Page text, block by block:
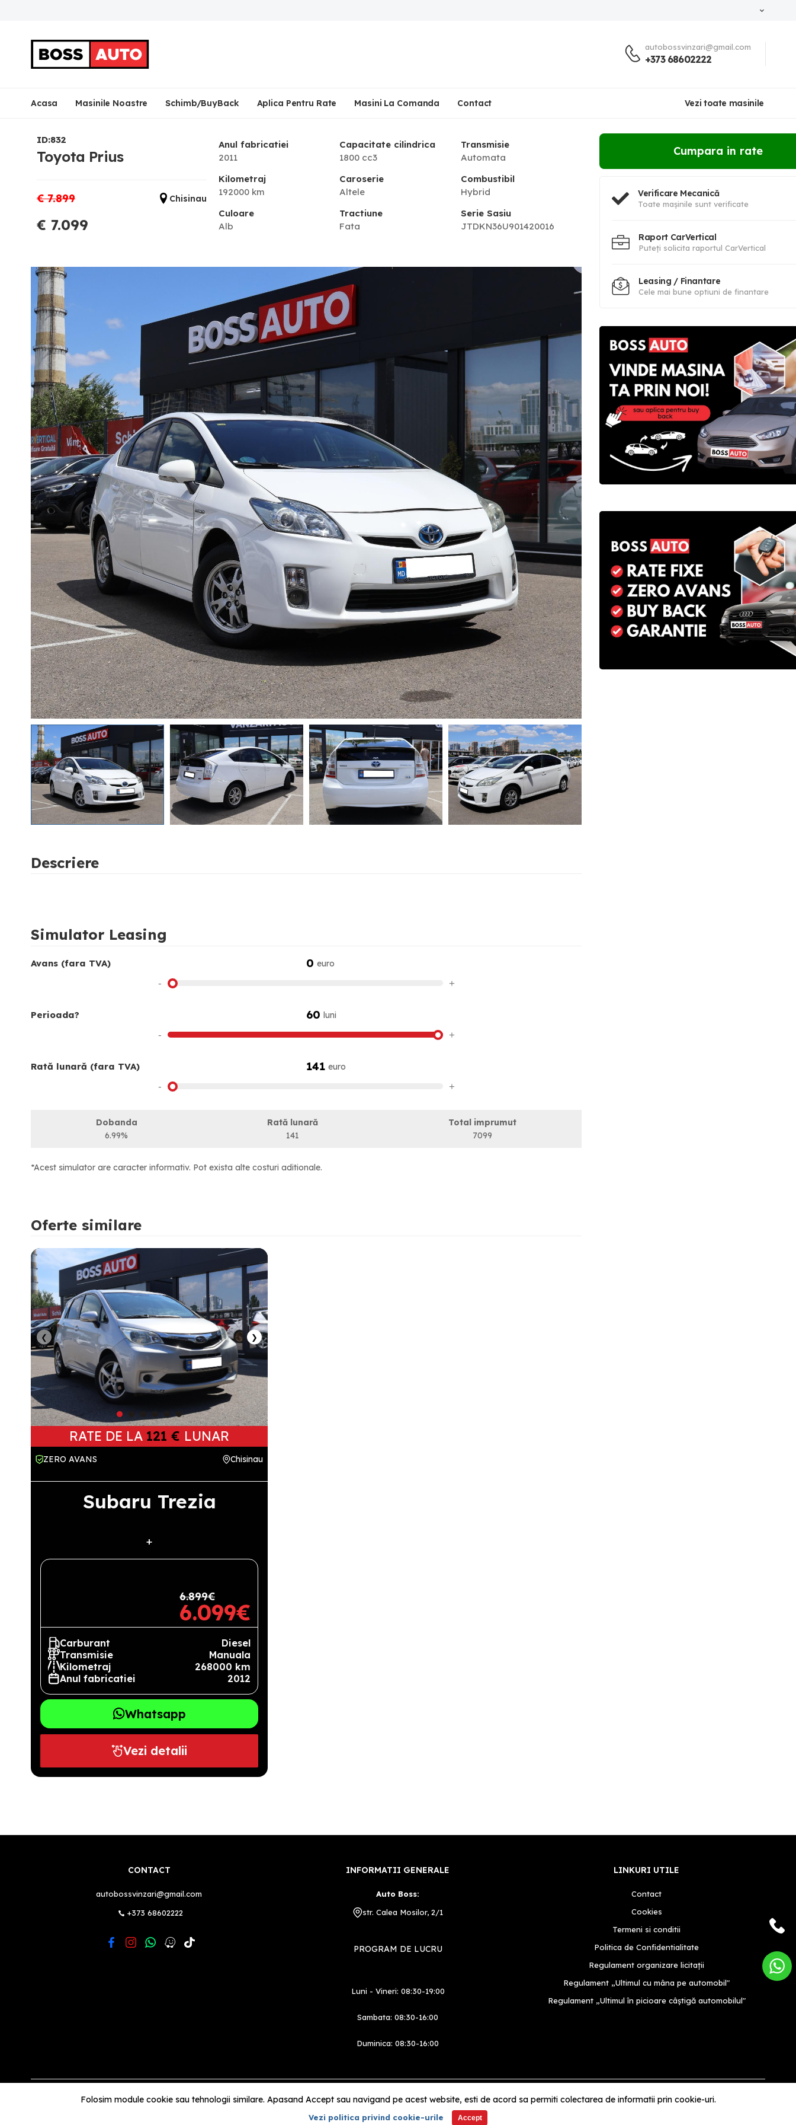
autobossvinzari@gmail.com
+373 68602222
Acasa Masinile Noastre Schimb/BuyBack Aplica Pentru Rate Masini La Comanda Contact Vezi toate masinile
ID:832
Toyota Prius
€ 7.899 Chisinau
€ 7.099
Anul fabricatiei
2011
Capacitate cilindrica
1800 cc3
Transmisie
Automata
Kilometraj
192000 km
Caroserie
Altele
Combustibil
Hybrid
Culoare
Alb
Tractiune
Fata
Serie Sasiu
JTDKN36U901420016
RATE DE LA141 €LUNAR
Descriere
Simulator Leasing
Avans (fara TVA) 0 euro
- +
Perioada? 60 luni
- +
Rată lunară (fara TVA) 141 euro
- +
Dobanda
6.99%
Rată lunară
141
Total imprumut
7099
*Acest simulator are caracter informativ. Pot exista alte costuri aditionale.
Oferte similare
❮ ❯
RATE DE LA 121 € LUNAR
ZERO AVANS Chisinau
Subaru Trezia
+
6.899€
6.099€
Carburant
Diesel
Transmisie
Manuala
Kilometraj
268000 km
Anul fabricatiei
2012
Whatsapp
Vezi detalii
Cumpara in rate
Verificare Mecanică
Toate mașinile sunt verificate
Raport CarVertical
Puteți solicita raportul CarVertical
Leasing / Finantare
Cele mai bune optiuni de finantare
CONTACT
autobossvinzari@gmail.com
+373 68602222
INFORMATII GENERALE
Auto Boss:
str. Calea Mosilor, 2/1
PROGRAM DE LUCRU
Luni - Vineri: 08:30-19:00
Sambata: 08:30-16:00
Duminica: 08:30-16:00
LINKURI UTILE
Contact
Cookies
Termeni si conditii
Politica de Confidentialitate
Regulament organizare licitații
Regulament „Ultimul cu mâna pe automobil"
Regulament „Ultimul în picioare câștigă automobilul"
Partener
©2026 bossauto.ro
Folosim module cookie sau tehnologii similare. Apasand Accept sau navigand pe acest website, esti de acord sa permiti colectarea de informatii prin cookie-uri.
Vezi politica privind cookie-urile Accept